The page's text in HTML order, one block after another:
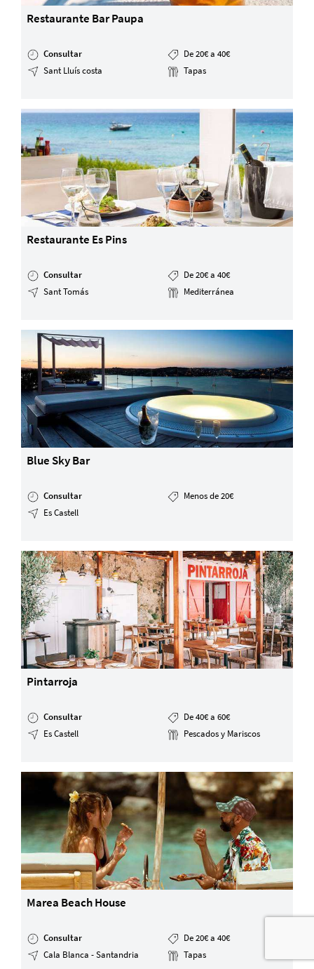
Restaurante Bar Paupa
Consultar
De 20€ a 40€
Sant Lluís costa
Tapas
Restaurante Es Pins
Consultar
De 20€ a 40€
Sant Tomás
Mediterránea
Blue Sky Bar
Consultar
Menos de 20€
Es Castell
Pintarroja
Consultar
De 40€ a 60€
Es Castell
Pescados y Mariscos
Marea Beach House
Consultar
De 20€ a 40€
Cala Blanca - Santandria
Tapas